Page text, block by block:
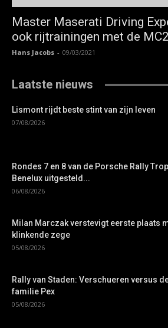
Master Maserati Driving
ook rijtrainingen met de
Hans Jacobs - 09/03/2021
Laatste nieuws
Lismont rijdt beste stint van zijn leven
07/08/2026
Rondes 7 en 8 van de Porsche Rally
Benelux uitgesteld...
06/08/2026
Milan Marczak verstevigt eerste plaats
klinkende zege
05/08/2026
Rally van Staden: Verschueren versus
familie Pex
05/08/2026